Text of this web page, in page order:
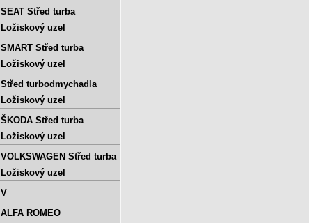
SEAT Střed turba
Ložiskový uzel
SMART Střed turba
Ložiskový uzel
Střed turbodmychadla
Ložiskový uzel
ŠKODA Střed turba
Ložiskový uzel
VOLKSWAGEN Střed turba
Ložiskový uzel
V
ALFA ROMEO